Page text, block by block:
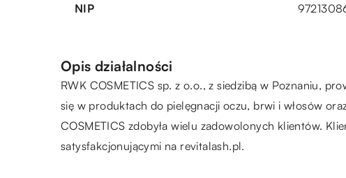
NIP
Opis działalności
RWK COSMETICS sp. z o.o., z siedzibą w Poznaniu,
się w produktach do pielęgnacji oczu, brwi i włosów
COSMETICS zdobyła wielu zadowolonych klientów.
satysfakcjonującymi na revitalash.pl.